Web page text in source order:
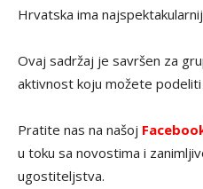
Hrvatska ima
Ovaj sadržaj je savršen za
aktivnost koju možete
Pratite nas na našoj
u toku sa novostima i
ugostiteljstva.